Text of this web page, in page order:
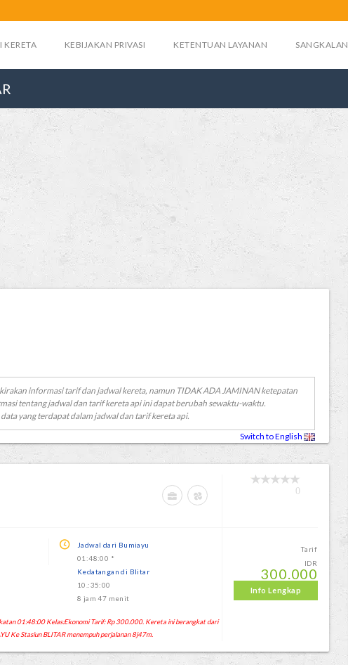
KERETA KEBIJAKAN PRIVASI KETENTUAN LAYANAN SANGKALAN
informasi tarif dan jadwal kereta, namun TIDAK ADA JAMINAN ketepatan
tentang jadwal dan tarif kereta api ini dapat berubah sewaktu-waktu.
yang terdapat dalam jadwal dan tarif kereta api.
Switch to English
0
Jadwal dari Bumiayu
01:48:00 *
Kedatangan di Blitar
10.:35:00
8 jam 47 menit
Tarif
IDR
300.000
Info Lengkap
01:48:00 Kelas:Ekonomi Tarif: Rp 300.000. Kereta ini berangkat dari
Ke Stasiun BLITAR menempuh perjalanan 8j47m.